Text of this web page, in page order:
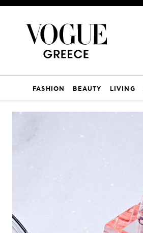
FASHION BEAUTY LIVING